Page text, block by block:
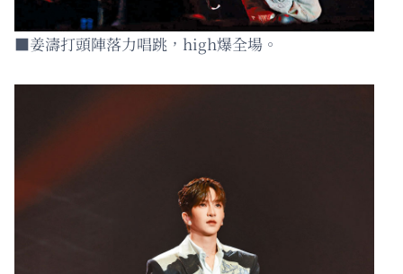
■姜濤打頭陣落力唱跳，high爆全場。